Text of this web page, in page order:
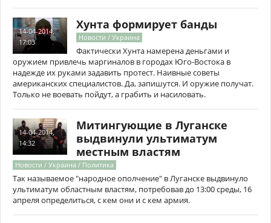
14-04-2014,
17:03
Хунта формирует банды
Новости / Украина
Фактически Хунта намерена деньгами и
оружием привлечь маргиналов в городах Юго-Востока в
надежде их руками задавить протест. Наивные советы
американских специалистов. Да, запишутся. И оружие получат.
Только не воевать пойдут, а грабить и насиловать.
14-04-2014,
14:32
Митингующие в Луганске
выдвинули ультиматум
местным властям
Новости / Украина / Политика
Так называемое "народное ополчение" в Луганске выдвинуло
ультиматум областным властям, потребовав до 13:00 среды, 16
апреля определиться, с кем они и с кем армия.